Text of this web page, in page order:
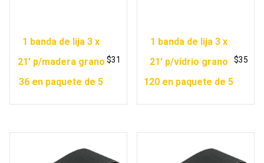
1 banda de lija 3 x
21′ p/madera grano
36 en paquete de 5
$31
1 banda de lija 3 x
21′ p/vidrio grano
120 en paquete de 5
$35